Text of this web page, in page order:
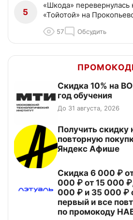
5
«Шкода»
«Тойотой» на
57 Обсудить
Скидка 10% на
год обучения
До 31 августа, 2026
Получить скидку
повторную
Яндекс Афише
Скидка 6 000 ₽
000 ₽ от 15 000
000 ₽ и 35 000 ₽
первый и все
по промокоду